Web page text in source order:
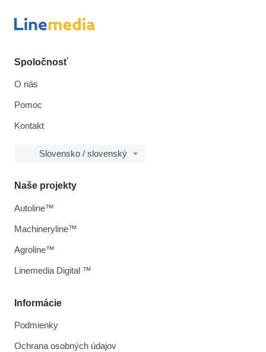
Spoločnosť
O nás
Pomoc
Kontakt
Slovensko / slovenský
Informácie
Podmienky
Ochrana osobných údajov
Naše projekty
Autoline™
Machineryline™
Agroline™
Linemedia Digital ™